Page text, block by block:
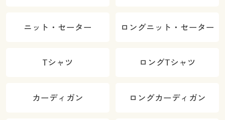
ニット・セーター ロングニット・セーター
Tシャツ ロングTシャツ
カーディガン ロングカーディガン